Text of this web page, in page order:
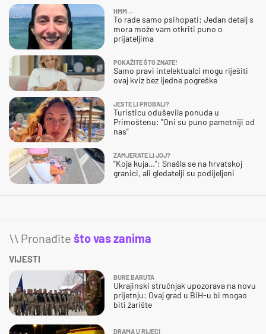
HMM…
To rade samo psihopati: Jedan detalj s
mora može vam otkriti puno o
prijateljima
POKAŽITE ŠTO ZNATE!
Samo pravi intelektualci mogu riješiti
ovaj kviz bez ijedne pogreške
JESTE LI PROBALI?
Turisticu oduševila ponuda u
Primoštenu: "Oni su puno pametniji od
nas"
ZAMJERATE LI JOJ?
"Koja kuja…": Snašla se na hrvatskoj
granici, ali gledatelji su podijeljeni
\\ Pronađite što vas zanima
VIJESTI
BURE BARUTA
Ukrajinski stručnjak upozorava na novu
prijetnju: Ovaj grad u BiH-u bi mogao
biti žarište
DRAMA U RIJECI